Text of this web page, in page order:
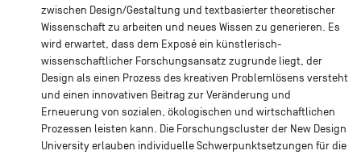
zwischen Design/Gestaltung und textbasierter theoretischer
Wissenschaft zu arbeiten und neues Wissen zu generieren. Es
wird erwartet, dass dem Exposé ein künstlerisch-
wissenschaftlicher Forschungsansatz zugrunde liegt, der
Design als einen Prozess des kreativen Problemlösens versteht
und einen innovativen Beitrag zur Veränderung und
Erneuerung von sozialen, ökologischen und wirtschaftlichen
Prozessen leisten kann. Die Forschungscluster der New Design
University erlauben individuelle Schwerpunktsetzungen für die